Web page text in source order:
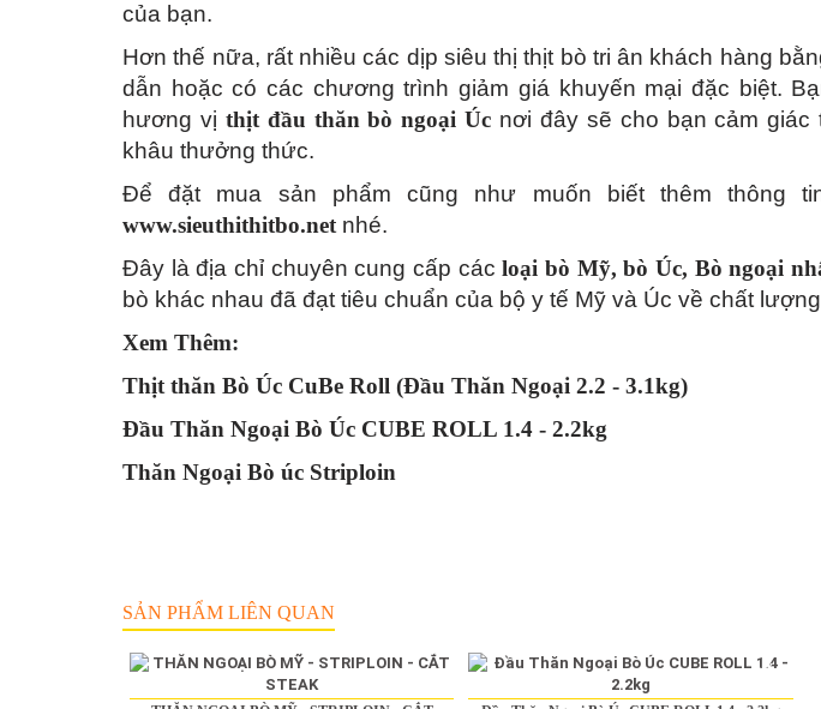
của bạn.
Hơn thế nữa, rất nhiều các dịp siêu thị thịt bò tri ân khách hàng
dẫn hoặc có các chương trình giảm giá khuyến mại đặc biệt.
hương vị thịt đầu thăn bò ngoại Úc nơi đây sẽ cho bạn cảm
khâu thưởng thức.
Để đặt mua sản phẩm cũng như muốn biết thêm thông
www.sieuthithitbo.net nhé.
Đây là địa chỉ chuyên cung cấp cácloại bò Mỹ,bò Úc, Bò ngoại
bò khác nhau đã đạt tiêu chuẩn của bộ y tế Mỹ và Úc về chất
Xem Thêm:
Thịt thăn Bò Úc CuBe Roll (Đầu Thăn Ngoại 2.2 - 3.1kg)
Đầu Thăn Ngoại Bò Úc CUBE ROLL 1.4 - 2.2kg
Thăn Ngoại Bò úc Striploin
SẢN PHẨM LIÊN QUAN
-6%